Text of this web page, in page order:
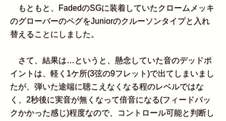
もともと、FadedのSGに装着していたクロームメッキ
のグローバーのペグをJuniorのクルーソンタイプと入れ
替えることにしました。
さて、結果は…というと、懸念していた音のデッドポ
イントは、軽く1ケ所(3弦の9フレット)で出てしまいまし
たが、弾いた途端に聴こえなくなる程のレベルではな
く、2秒後に実音が無くなって倍音になる(フィードバッ
クかかった感じ)程度なので、コントロール可能と判断し